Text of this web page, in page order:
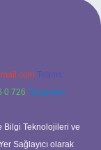
Teams:
0 726 Telegram:
Bilgi Teknolojileri ve
Sağlayıcı olarak